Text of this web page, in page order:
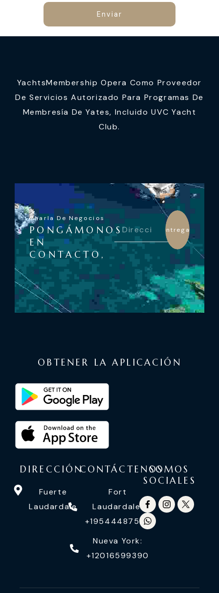
Enviar
YachtsMembership Opera Como Proveedor
De Servicios Autorizado Para Programas De
Membresía De Yates, Incluido UVC Yacht
Club.
Charla De Negocios
PONGÁMONOS
EN
CONTACTO,
Entregar
OBTENER LA APLICACIÓN
DIRECCIÓN
Fuerte
Laudardale
CONTÁCTENOS
Fort
Laudardale:
+19544487558
Nueva York:
+12016599390
SOMOS
SOCIALES